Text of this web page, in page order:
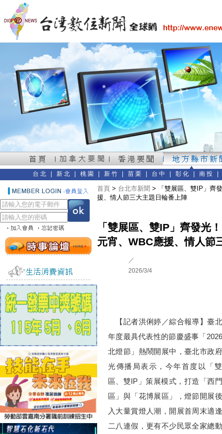
台北 新北 桃園 新竹 苗栗 台中 彰化 南投
首頁 > 台北市新聞 > 「雙展區、雙IP」齊
援、情人節三大主題日輪番上陣
「雙展區、雙IP」齊發光
元宵、WBC應援、情人節
／
2026/3/4
【記者洪俐婷／綜合報導】臺
年度最具代表性的節慶盛事「
北燈節」熱鬧開展中，臺北市政
光傳播局表示，今年首度以「
區、雙IP」策展模式，打造「西
區」與「花博展區」，燈節開展
入大量賞燈人潮，開展首周末適
二八連假，更有不少民眾全家總